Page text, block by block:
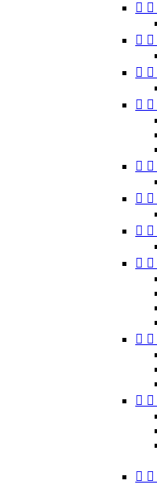
 
 
 
 
 
 
 
 
 
 
 